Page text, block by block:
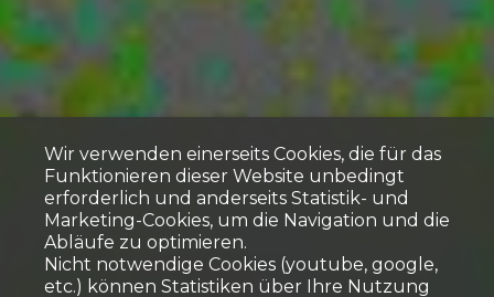
Wir verwenden einerseits Cookies, die für das
Funktionieren dieser Website unbedingt
erforderlich und anderseits Statistik- und
Marketing-Cookies, um die Navigation und die
Abläufe zu optimieren.
Nicht notwendige Cookies (youtube, google,
etc.) können Statistiken über Ihre Nutzung